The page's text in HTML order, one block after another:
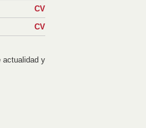
CV
CV
actualidad y